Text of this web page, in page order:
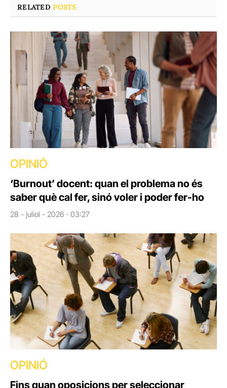
RELATEDPOSTS
OPINIÓ
‘Burnout’ docent: quan el problema no és
saber què cal fer, sinó voler i poder fer-ho
28 - juliol - 2026 · 03:27
OPINIÓ
Fins quan oposicions per seleccionar